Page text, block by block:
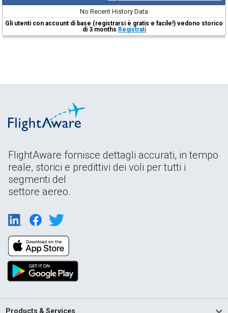
No Recent History Data
Gli utenti con account di base (registrarsi è gratis e facile!) vedono storico
di 3 months Registrati
FlightAware fornisce dettagli accurati, in tempo
reale, storici e predittivi dei voli per tutti i
segmenti del
settore aereo.
Products & Services